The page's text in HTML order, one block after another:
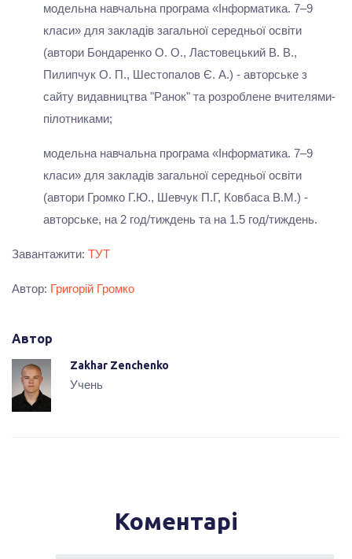
модельна навчальна програма «Інформатика. 7–9
класи» для закладів загальної середньої освіти
(автори Бондаренко О. О., Ластовецький В. В.,
Пилипчук О. П., Шестопалов Є. А.) - авторське з
сайту видавництва "Ранок" та розроблене вчителями-
пілотниками;
модельна навчальна програма «Інформатика. 7–9
класи» для закладів загальної середньої освіти
(автори Громко Г.Ю., Шевчук П.Г, Ковбаса В.М.) -
авторське, на 2 год/тиждень та на 1.5 год/тиждень.
Завантажити: ТУТ
Автор: Григорій Громко
Автор
Zakhar Zenchenko
Учень
Коментарі